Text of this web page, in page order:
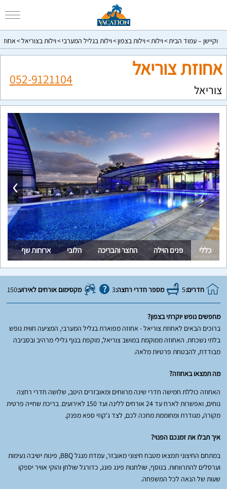
וקיישן – עמוד הבית וילות וילות בצפון וילות בגליל המערבי וילות בצוריאל
אחוזת צוריאל
צוריאל
052-9121104
›
כללי פנים הוילה החצר והבריכה הלובי ארוחות שף
חדרים:5 מספר חדרי רחצה:3 מקסימום אורחים לאירוע:150
מחפשים נופש יוקרתי בצפון?
ברוכים הבאים לאחוזת צוריאל - אחוזה מפוארת בגליל המערבי, המציעה חווית נופש
בלתי נשכחת. האחוזה ממוקמת במושב צוריאל, מוקפת בנוף גלילי מרהיב ובסביבה
מבודדת, להבטחת פרטיות מלאה.
מה תמצאו באחוזה?
האחוזה כוללת חמישה חדרי שינה מרווחים ומאובזרים היטב, שלושה חדרי רחצה
נוחים, ואפשרות לארח עד 24 אורחים ללינה ועד 150 לאירועים. בריכת שחייה פרטית
מקורה, מגודרת ומחוממת מחכה לכם, לצד ג'קוזי ספא מפנק.
איך תבלו את זמנכם הפנוי?
במתחם החיצוני תמצאו מטבח חיצוני מאובזר, עמדת מנגל BBQ, פינות ישיבה נעימות
וערסלים להתרווחות. בנוסף, שולחנות פינג פונג, כדורגל שולחן והוקי אוויר יספקו
שעות של הנאה לכל המשפחה.